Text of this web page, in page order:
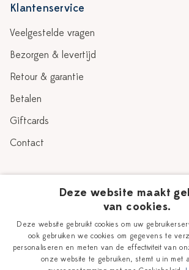
Klantenservice
Veelgestelde vragen
Bezorgen & levertijd
Retour & garantie
Betalen
Giftcards
Contact
Verhaal
Onze plateelschilders
Delfts Blauw
Workshops
Vacatures
Deze website maakt
van cookies.
Deze website gebruikt cookies om uw
ook gebruiken we cookies om gegevens te
personaliseren en meten van de effectiviteit van
onze website te gebruiken, stemt u in met